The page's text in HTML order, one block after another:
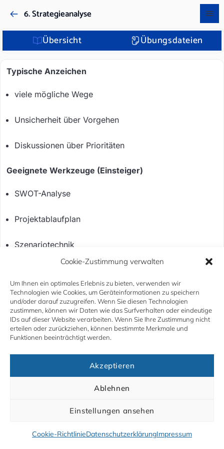
Cookie-Zustimmung verwalten
Um Ihnen ein optimales Erlebnis zu bieten, verwenden wir
Technologien wie Cookies, um Geräteinformationen zu speichern
und/oder darauf zuzugreifen. Wenn Sie diesen Technologien
zustimmen, können wir Daten wie das Surfverhalten oder eindeutige
IDs auf dieser Website verarbeiten. Wenn Sie Ihre Zustimmung nicht
erteilen oder zurückziehen, können bestimmte Merkmale und
Funktionen beeinträchtigt werden.
Akzeptieren
Ablehnen
Einstellungen ansehen
Cookie-RichtlinieDatenschutzerklärungImpressum
6. Strategieanalyse
Übersicht Übungsdateien
Typische Anzeichen
viele mögliche Wege
Unsicherheit über Vorgehen
Diskussionen über Prioritäten
Geeignete Werkzeuge (Einsteiger)
SWOT-Analyse
Projektablaufplan
Szenariotechnik
Vorgehen bereits entschieden ist
Zurück Weiter